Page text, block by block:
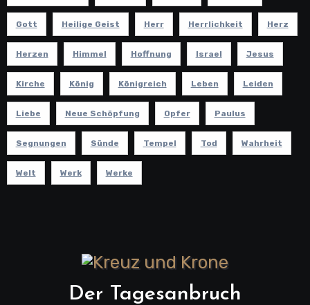
Gott Heilige Geist Herr Herrlichkeit Herz
Herzen Himmel Hoffnung Israel Jesus
Kirche König Königreich Leben Leiden
Liebe Neue Schöpfung Opfer Paulus
Segnungen Sünde Tempel Tod Wahrheit
Welt Werk Werke
Der Tagesanbruch